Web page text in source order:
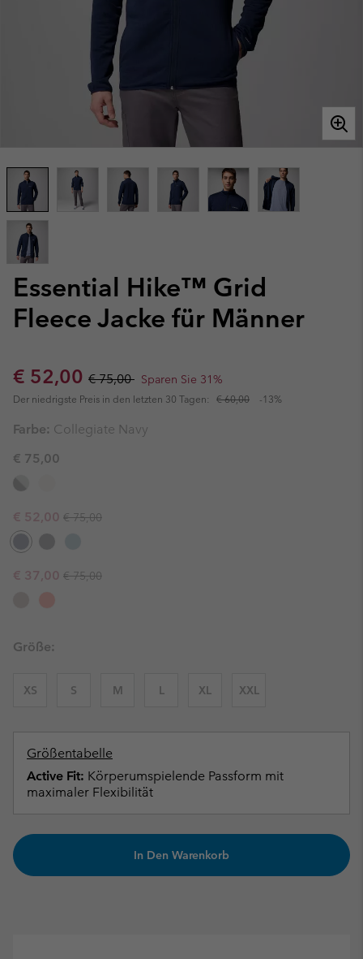
Essential Hike™ Grid
Fleece Jacke für Männer
Sale price:
€ 52,00 Regular price:
€ 75,00 Sparen Sie 31%
Der niedrigste Preis in den letzten 30 Tagen: € 60,00 -13%
Farbe: Collegiate Navy
€ 75,00
Sale price:
€ 52,00 Regular price:
€ 75,00
Sale price:
€ 37,00 Regular price:
€ 75,00
Größe:
XS S M L XL XXL
Größentabelle
Active Fit: Körperumspielende Passform mit
maximaler Flexibilität
In Den Warenkorb